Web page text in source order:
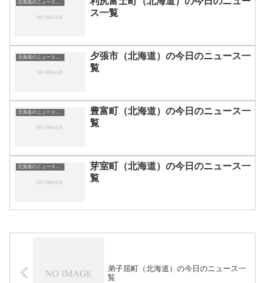
ス一覧
夕張市（北海道）の今日のニュース一
覧
豊富町（北海道）の今日のニュース一
覧
北海道のニュース一覧
芽室町（北海道）の今日のニュース一
覧
弟子屈町（北海道）の今日のニュース一
覧